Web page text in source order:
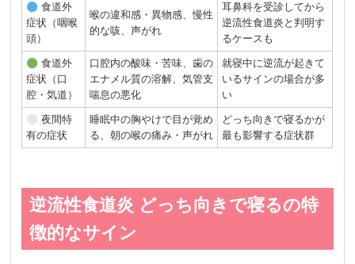
食道外
症状（咽喉
頭）
喉の違和感・異物感、慢性
的な咳、声がれ
耳鼻科を受診してから
逆流性食道炎と判明す
るケースも
食道外
症状（口
腔・気道）
口腔内の酸味・苦味、歯の
エナメル質の溶解、気管支
喘息の悪化
就寝中に逆流が起きて
いるサインの場合が多
い
夜間特
有の症状
睡眠中の胸やけで目が覚め
る、朝の喉の痛み・声がれ
どっち向きで寝るかが
最も影響する症状群
逆流性食道炎 どっち向きで寝るの特
徴的なサイン